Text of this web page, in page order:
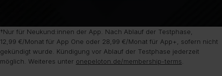
†Nur für Neukund:innen der App. Nach Ablauf der Testphase,
12,99 €/Monat für App One oder 28,99 €/Monat für App+, sofern nicht
gekündigt wurde. Kündigung vor Ablauf der Testphase jederzeit
möglich. Weiteres unter onepeloton.de/membership-terms